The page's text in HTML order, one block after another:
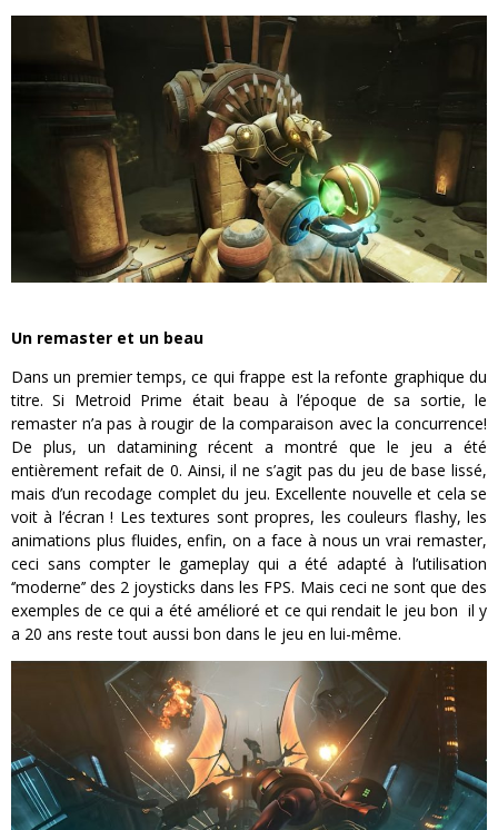
Un remaster et un beau
Dans un premier temps, ce qui frappe est la refonte graphique du
titre. Si Metroid Prime était beau à l’époque de sa sortie, le
remaster n’a pas à rougir de la comparaison avec la concurrence!
De plus, un datamining récent a montré que le jeu a été
entièrement refait de 0. Ainsi, il ne s’agit pas du jeu de base lissé,
mais d’un recodage complet du jeu. Excellente nouvelle et cela se
voit à l’écran ! Les textures sont propres, les couleurs flashy, les
animations plus fluides, enfin, on a face à nous un vrai remaster,
ceci sans compter le gameplay qui a été adapté à l’utilisation
‘’moderne’’ des 2 joysticks dans les FPS. Mais ceci ne sont que des
exemples de ce qui a été amélioré et ce qui rendait le jeu bon il y
a 20 ans reste tout aussi bon dans le jeu en lui-même.